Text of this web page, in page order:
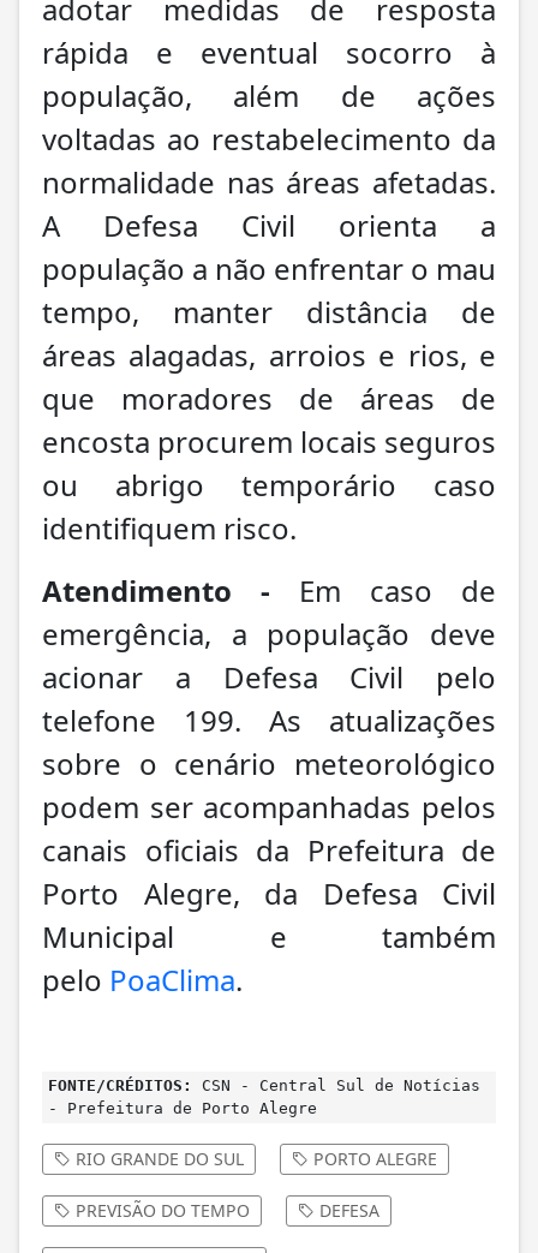
adotar medidas de resposta
rápida e eventual socorro à
população, além de ações
voltadas ao restabelecimento da
normalidade nas áreas afetadas.
A Defesa Civil orienta a
população a não enfrentar o mau
tempo, manter distância de
áreas alagadas, arroios e rios, e
que moradores de áreas de
encosta procurem locais seguros
ou abrigo temporário caso
identifiquem risco.
Atendimento - Em caso de
emergência, a população deve
acionar a Defesa Civil pelo
telefone 199. As atualizações
sobre o cenário meteorológico
podem ser acompanhadas pelos
canais oficiais da Prefeitura de
Porto Alegre, da Defesa Civil
Municipal e também
pelo PoaClima.
FONTE/CRÉDITOS:
CSN - Central Sul de Notícias
- Prefeitura de Porto Alegre
RIO GRANDE DO SUL PORTO ALEGRE
PREVISÃO DO TEMPO DEFESA